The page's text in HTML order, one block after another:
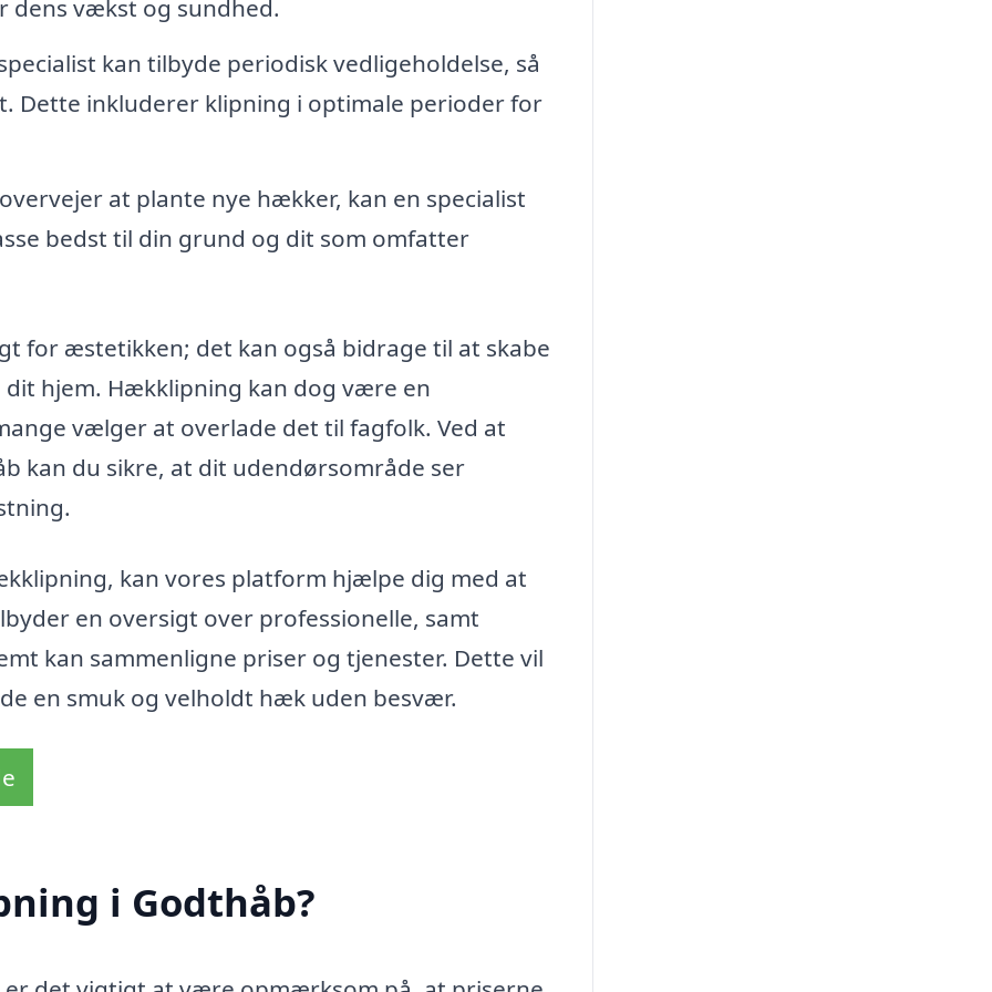
dens vækst og sundhed.
kan tilbyde periodisk vedligeholdelse, så
inkluderer klipning i optimale perioder for
at plante nye hækker, kan en specialist
bedst til din grund og dit som omfatter
for æstetikken; det kan også bidrage til at skabe
hjem. Hækklipning kan dog være en
vælger at overlade det til fagfolk. Ved at
kan du sikre, at dit udendørsområde ser
kan vores platform hjælpe dig med at
en oversigt over professionelle, samt
kan sammenligne priser og tjenester. Dette vil
en smuk og velholdt hæk uden besvær.
i Godthåb?